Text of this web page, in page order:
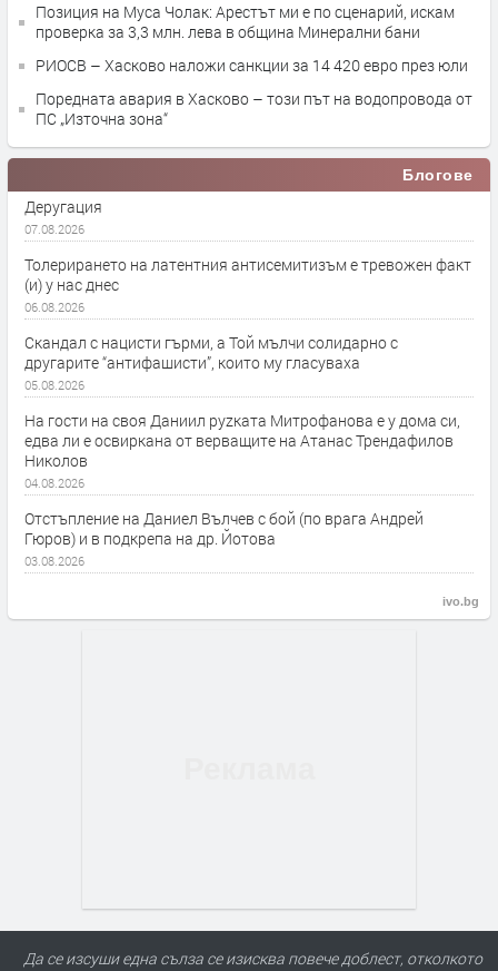
Позиция на Муса Чолак: Арестът ми е по сценарий, искам
проверка за 3,3 млн. лева в община Минерални бани
РИОСВ – Хасково наложи санкции за 14 420 евро през юли
Поредната авария в Хасково – този път на водопровода от
ПС „Източна зона“
Блогове
Деругация
07.08.2026
Толерирането на латентния антисемитизъм е тревожен факт
(и) у нас днес
06.08.2026
Скандал с нацисти гърми, а Той мълчи солидарно с
другарите “антифашисти”, които му гласуваха
05.08.2026
На гости на своя Даниил руzката Митрофанова е у дома си,
едва ли е освиркана от верващите на Атанас Трендафилов
Николов
04.08.2026
Отстъпление на Даниел Вълчев с бой (по врага Андрей
Гюров) и в подкрепа на др. Йотова
03.08.2026
ivo.bg
Да се изсуши една сълза се изисква повече доблест, отколкото